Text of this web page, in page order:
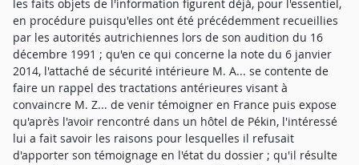
les faits objets de l'information figurent déjà, pour l'essentiel,
en procédure puisqu'elles ont été précédemment recueillies
par les autorités autrichiennes lors de son audition du 16
décembre 1991 ; qu'en ce qui concerne la note du 6 janvier
2014, l'attaché de sécurité intérieure M. A... se contente de
faire un rappel des tractations antérieures visant à
convaincre M. Z... de venir témoigner en France puis expose
qu'après l'avoir rencontré dans un hôtel de Pékin, l'intéressé
lui a fait savoir les raisons pour lesquelles il refusait
d'apporter son témoignage en l'état du dossier ; qu'il résulte